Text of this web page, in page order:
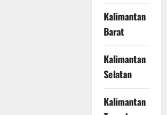
Kalimantan
Barat
Kalimantan
Selatan
Kalimantan